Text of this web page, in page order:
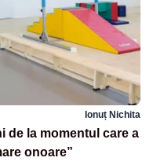
Ionuț Nichita
de la momentul care a
onoare”